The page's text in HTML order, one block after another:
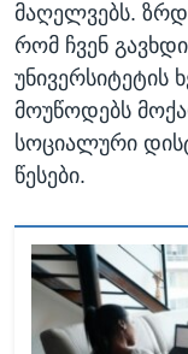
მაღელვებს.
რომ ჩვენ
უნივერსიტეტის
მოუწოდებს
სოციალური
წესები.